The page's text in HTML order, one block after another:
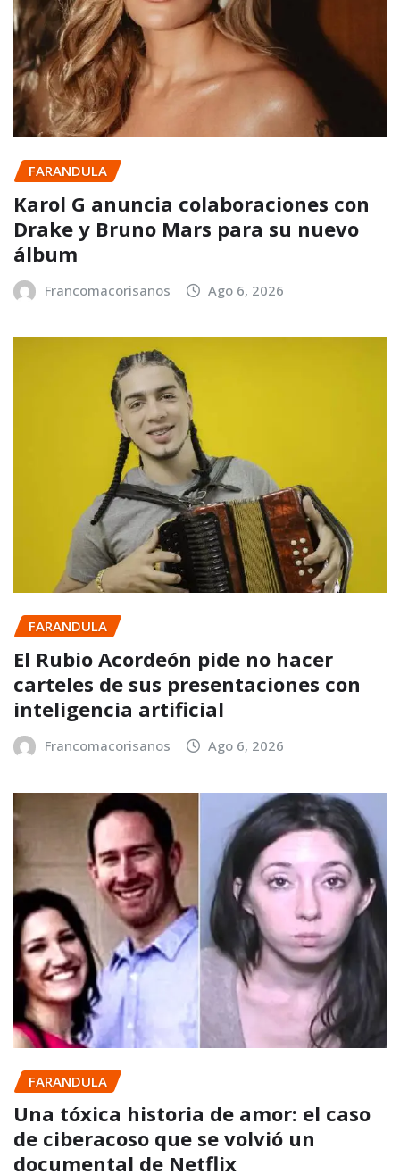
FARANDULA
Karol G anuncia colaboraciones con
Drake y Bruno Mars para su nuevo
álbum
Francomacorisanos Ago 6, 2026
FARANDULA
El Rubio Acordeón pide no hacer
carteles de sus presentaciones con
inteligencia artificial
Francomacorisanos Ago 6, 2026
FARANDULA
Una tóxica historia de amor: el caso
de ciberacoso que se volvió un
documental de Netflix